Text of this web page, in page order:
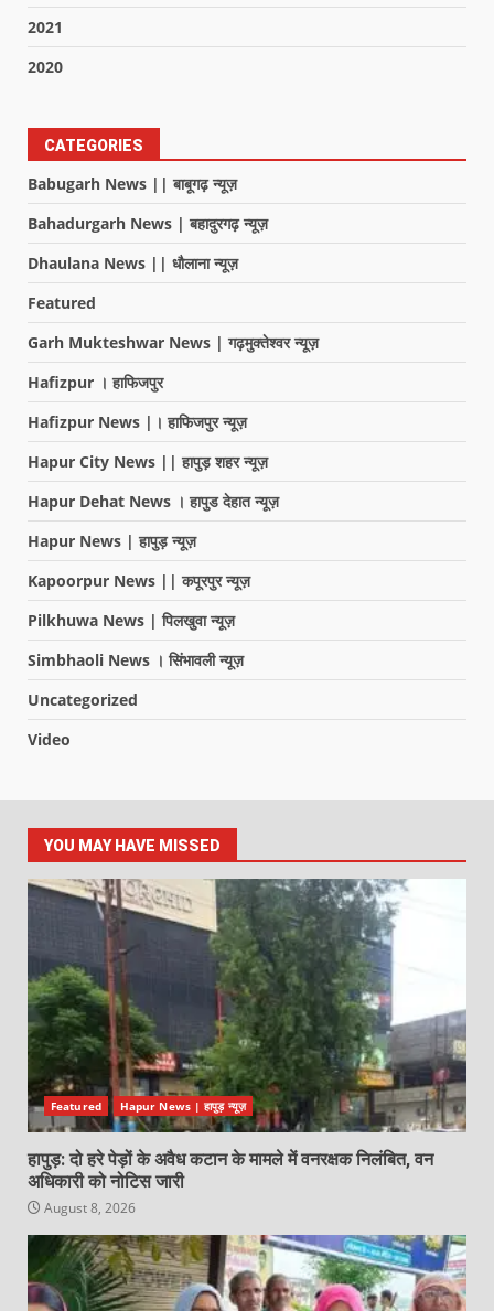
2021
2020
CATEGORIES
Babugarh News || बाबूगढ़ न्यूज़
Bahadurgarh News | बहादुरगढ़ न्यूज़
Dhaulana News || धौलाना न्यूज़
Featured
Garh Mukteshwar News | गढ़मुक्तेश्वर न्यूज़
Hafizpur । हाफिजपुर
Hafizpur News |। हाफिजपुर न्यूज़
Hapur City News || हापुड़ शहर न्यूज़
Hapur Dehat News । हापुड देहात न्यूज़
Hapur News | हापुड़ न्यूज़
Kapoorpur News || कपूरपुर न्यूज़
Pilkhuwa News | पिलखुवा न्यूज़
Simbhaoli News । सिंभावली न्यूज़
Uncategorized
Video
YOU MAY HAVE MISSED
Featured Hapur News | हापुड़ न्यूज़
हापुड़: दो हरे पेड़ों के अवैध कटान के मामले में वनरक्षक निलंबित, वन
अधिकारी को नोटिस जारी
August 8, 2026